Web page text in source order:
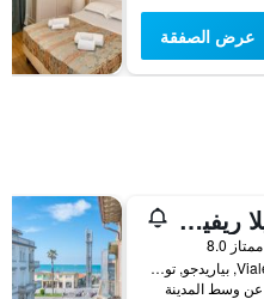
عرض الصفقة
هوتل بيلا ريفييرا
ممتاز 8.0
Viale Manin 34, بياريدجو, توسكانا, إيطاليا